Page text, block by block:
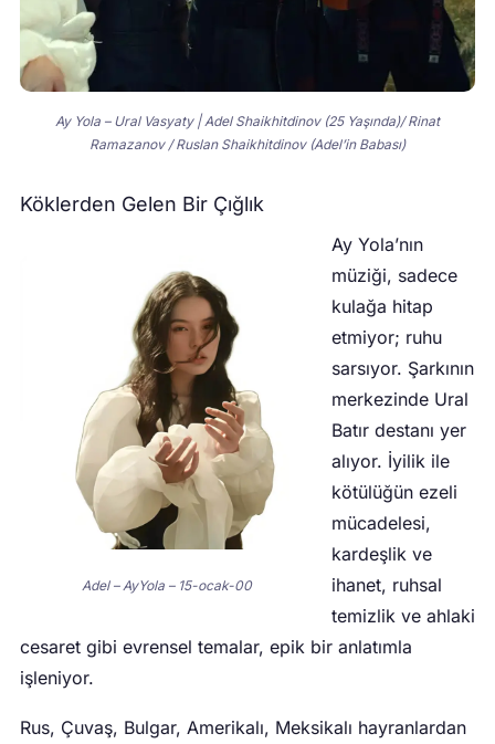
Ay Yola – Ural Vasyaty | Adel Shaikhitdinov (25 Yaşında)/ Rinat
Ramazanov / Ruslan Shaikhitdinov (Adel’in Babası)
Köklerden Gelen Bir Çığlık
Adel – AyYola – 15-ocak-00
Ay Yola’nın
müziği, sadece
kulağa hitap
etmiyor; ruhu
sarsıyor. Şarkının
merkezinde Ural
Batır destanı yer
alıyor. İyilik ile
kötülüğün ezeli
mücadelesi,
kardeşlik ve
ihanet, ruhsal
temizlik ve ahlaki
cesaret gibi evrensel temalar, epik bir anlatımla
işleniyor.
Rus, Çuvaş, Bulgar, Amerikalı, Meksikalı hayranlardan